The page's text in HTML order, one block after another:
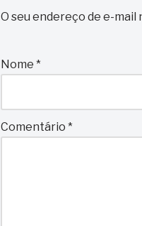
O seu endereço de e-mail
Nome *
Comentário *